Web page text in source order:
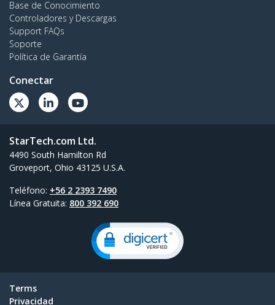
Base de Conocimiento
Controladores y Descargas
Support FAQs
Soporte
Política de Garantía
Conectar
StarTech.com Ltd.
4490 South Hamilton Rd
Groveport, Ohio 43125 U.S.A.
Teléfono: +56 2 2393 7490
Línea Gratuita: 800 392 690
Terms
Privacidad